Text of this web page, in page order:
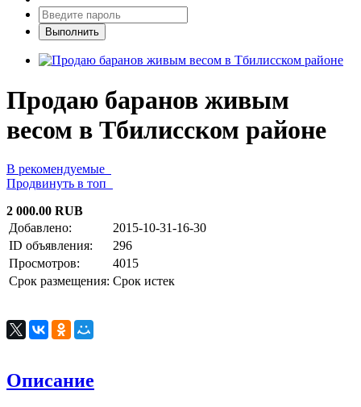
Продаю баранов живым
весом в Тбилисском районе
В рекомендуемые
Продвинуть в топ
2 000.00 RUB
Добавлено:
2015-10-31-16-30
ID объявления:
296
Просмотров:
4015
Срок размещения: Срок истек
Описание